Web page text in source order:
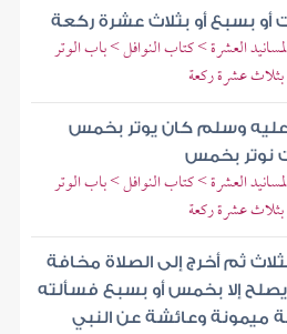
أو بسبع أو بثلاث عشرة ركعة
العشرة > كتاب النوافل > باب الوتر
عشرة ركعة
عليه وسلم كان يوتر بخمس
نوتر بخمس
العشرة > كتاب النوافل > باب الوتر
عشرة ركعة
ثم أخرج إلى الصلاة مخافة
يصلح إلا بخمس أو بسبع فسألته
ميمونة وعائشة عن النبي